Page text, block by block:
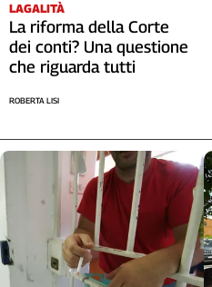
LAGALITÀ
La riforma della Corte
dei conti? Una questione
che riguarda tutti
ROBERTA LISI